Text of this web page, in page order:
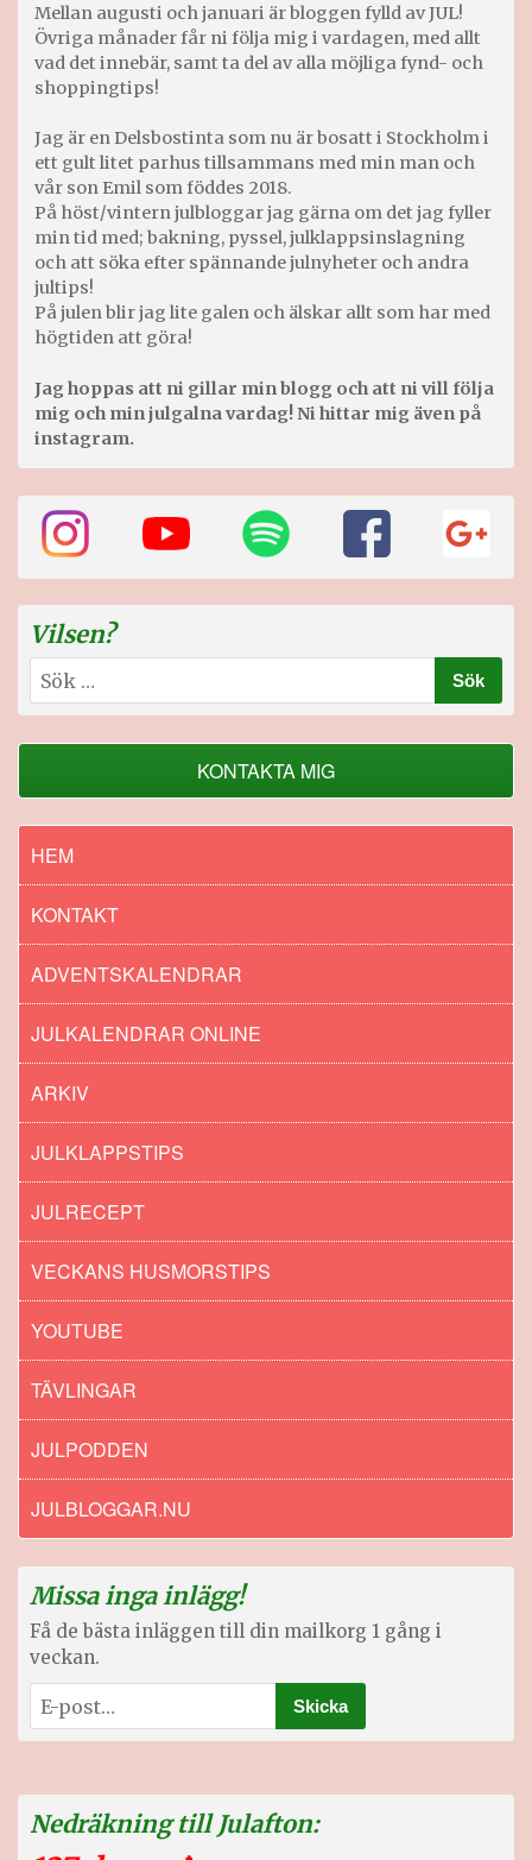
Mellan augusti och januari är bloggen fylld av JUL!
Övriga månader får ni följa mig i vardagen, med allt
vad det innebär, samt ta del av alla möjliga fynd- och
shoppingtips!
Jag är en Delsbostinta som nu är bosatt i Stockholm i
ett gult litet parhus tillsammans med min man och
vår son Emil som föddes 2018.
På höst/vintern julbloggar jag gärna om det jag fyller
min tid med; bakning, pyssel, julklappsinslagning
och att söka efter spännande julnyheter och andra
jultips!
På julen blir jag lite galen och älskar allt som har med
högtiden att göra!
Jag hoppas att ni gillar min blogg och att ni vill följa
mig och min julgalna vardag! Ni hittar mig även på
instagram.
Vilsen?
Sök
efter:
KONTAKTA MIG
HEM
KONTAKT
ADVENTSKALENDRAR
JULKALENDRAR ONLINE
ARKIV
JULKLAPPSTIPS
JULRECEPT
VECKANS HUSMORSTIPS
YOUTUBE
TÄVLINGAR
JULPODDEN
JULBLOGGAR.NU
Missa inga inlägg!
Få de bästa inläggen till din mailkorg 1 gång i
veckan.
Nedräkning till Julafton: